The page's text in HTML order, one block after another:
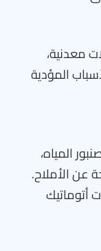
معدنية،
المؤدية
المياه،
عن الأملاح.
أتوماتيك